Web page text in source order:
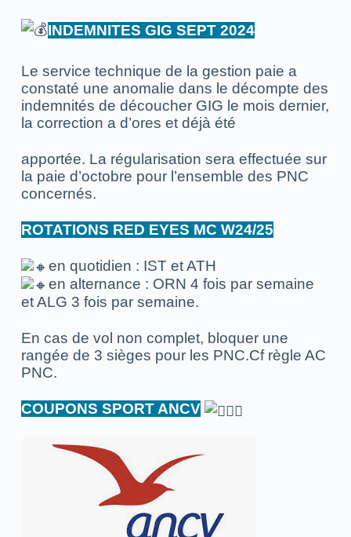
INDEMNITES GIG SEPT 2024
Le service technique de la gestion paie a
constaté une anomalie dans le décompte des
indemnités de découcher GIG le mois dernier,
la correction a d’ores et déjà été
apportée. La régularisation sera effectuée sur
la paie d’octobre pour l’ensemble des PNC
concernés.
ROTATIONS RED EYES MC W24/25
en quotidien : IST et ATH
en alternance : ORN 4 fois par semaine
et ALG 3 fois par semaine.
En cas de vol non complet, bloquer une
rangée de 3 sièges pour les PNC.Cf règle AC
PNC.
COUPONS SPORT ANCV